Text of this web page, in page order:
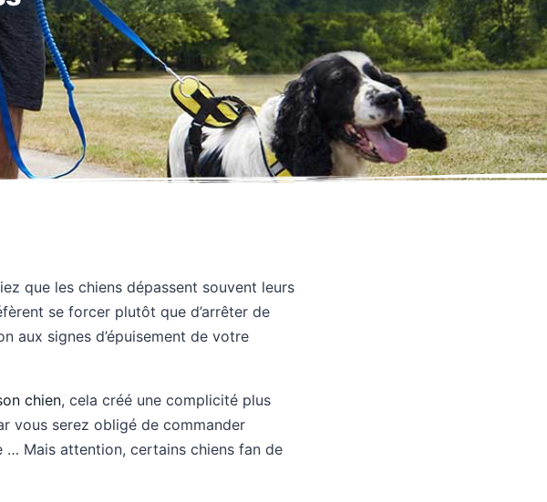
que les chiens dépassent souvent leurs
se forcer plutôt que d’arrêter de
aux signes d’épuisement de votre
chien, cela créé une complicité plus
vous serez obligé de commander
… Mais attention, certains chiens fan de